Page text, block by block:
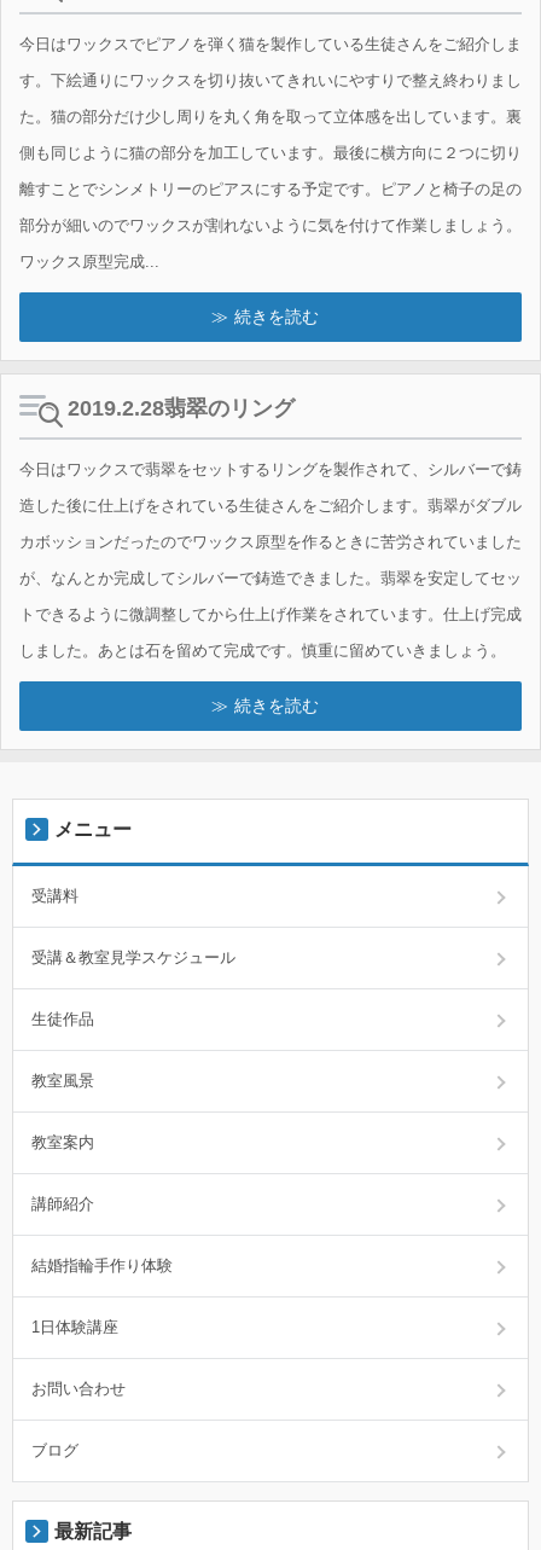
今日はワックスでピアノを弾く猫を製作している生徒さんをご紹介しま
す。下絵通りにワックスを切り抜いてきれいにやすりで整え終わりまし
た。猫の部分だけ少し周りを丸く角を取って立体感を出しています。裏
側も同じように猫の部分を加工しています。最後に横方向に２つに切り
離すことでシンメトリーのピアスにする予定です。ピアノと椅子の足の
部分が細いのでワックスが割れないように気を付けて作業しましょう。
ワックス原型完成...
続きを読む
2019.2.28翡翠のリング
今日はワックスで翡翠をセットするリングを製作されて、シルバーで鋳
造した後に仕上げをされている生徒さんをご紹介します。翡翠がダブル
カボッションだったのでワックス原型を作るときに苦労されていました
が、なんとか完成してシルバーで鋳造できました。翡翠を安定してセッ
トできるように微調整してから仕上げ作業をされています。仕上げ完成
しました。あとは石を留めて完成です。慎重に留めていきましょう。
続きを読む
メニュー
受講料
受講＆教室見学スケジュール
生徒作品
教室風景
教室案内
講師紹介
結婚指輪手作り体験
1日体験講座
お問い合わせ
ブログ
最新記事